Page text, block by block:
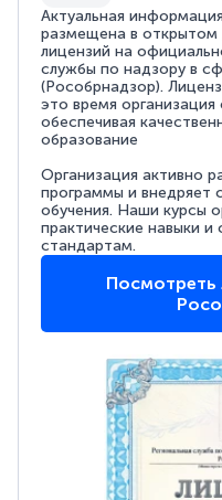
Актуальная
размещена в открытом
лицензий на
службы по надзору в
(Рособрнадзор).
это время организация
обеспечивая
образование
Организация активно
программы и внедряет
обучения. Наши курсы
практические навыки
стандартам.
Посмотреть